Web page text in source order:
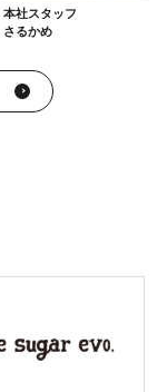
本社スタッフ
さるかめ